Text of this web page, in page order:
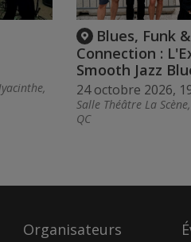
Blues, Funk
Connection :
Smooth Jazz
24 octobre 2026,
Salle Théâtre La
QC
Organisateurs